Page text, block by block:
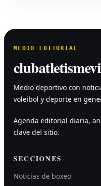
MEDIO EDITORIAL
Medio deportivo con
voleibol y deporte en
Agenda editorial diaria,
clave del sitio.
SECCIONES
Noticias de boxeo